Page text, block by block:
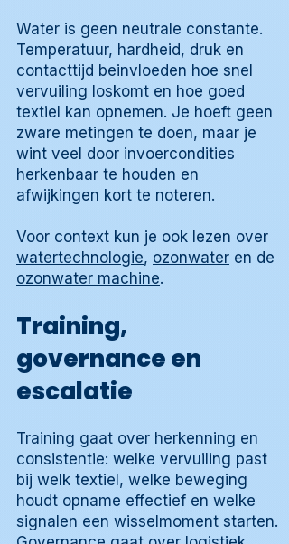
Water is geen neutrale constante.
Temperatuur, hardheid, druk en
contacttijd beinvloeden hoe snel
vervuiling loskomt en hoe goed
textiel kan opnemen. Je hoeft geen
zware metingen te doen, maar je
wint veel door invoercondities
herkenbaar te houden en
afwijkingen kort te noteren.
Voor context kun je ook lezen over
watertechnologie, ozonwater en de
ozonwater machine.
Training,
governance en
escalatie
Training gaat over herkenning en
consistentie: welke vervuiling past
bij welk textiel, welke beweging
houdt opname effectief en welke
signalen een wisselmoment starten.